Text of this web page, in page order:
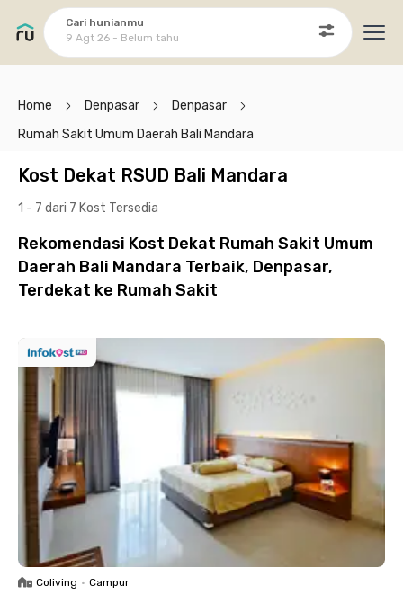
Cari hunianmu
9 Agt 26 - Belum tahu
Home Denpasar
Denpasar
Rumah Sakit Umum Daerah Bali Mandara
Kost Dekat RSUD Bali Mandara
1 - 7 dari 7 Kost Tersedia
Rekomendasi Kost Dekat Rumah Sakit Umum
Daerah Bali Mandara Terbaik, Denpasar,
Terdekat ke Rumah Sakit
Coliving • Campur